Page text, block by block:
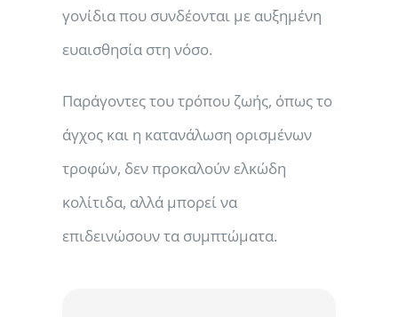
γονίδια που συνδέονται με αυξημένη
ευαισθησία στη νόσο.
Παράγοντες του τρόπου ζωής, όπως το
άγχος και η κατανάλωση ορισμένων
τροφών, δεν προκαλούν ελκώδη
κολίτιδα, αλλά μπορεί να
επιδεινώσουν τα συμπτώματα.